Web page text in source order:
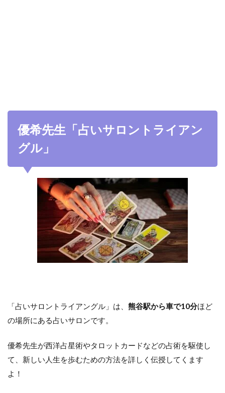
優希先生「占いサロントライアン
グル」
「占いサロントライアングル」は、 熊谷駅から車で10分ほど
の場所にある占いサロンです。
優希先生が西洋占星術やタロットカードなどの占術を駆使し
て、新しい人生を歩むための方法を詳しく伝授してくます
よ！